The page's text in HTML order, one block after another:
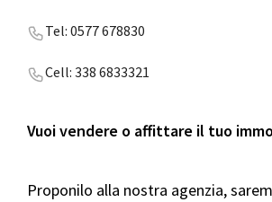
Tel: 0577 678830
Cell: 338 6833321
Vuoi vendere o affittare il tuo
Proponilo alla nostra agenzia,